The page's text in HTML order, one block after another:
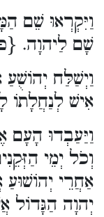
וַיִּקְרְאוּ שֵׁם
שָׁם לַיהוָה.
וַיְשַׁלַּח
אִישׁ
וַיַּעַבְדוּ הָעָם
וְכֹל יְמֵי
אַחֲרֵי
יְהוָה הַגָּדוֹל